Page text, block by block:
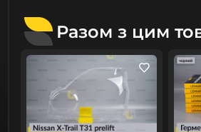
Покоління III покоління
2007-2011
Рестайлінг/
Дорестайлінг
дорестайлінг
Разом з цим